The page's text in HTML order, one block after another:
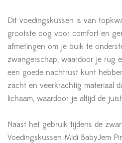
Dit voedingskussen is van
grootste oog voor comfort en
afmetingen om je buik te
zwangerschap, waardoor je rug
een goede nachtrust kunt
zacht en veerkrachtig materiaal
lichaam, waardoor je altijd de
Naast het gebruik tijdens de
Voedingskussen Midi BabyJem